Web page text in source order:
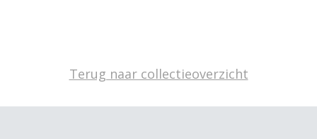
Terug naar collectieoverzicht